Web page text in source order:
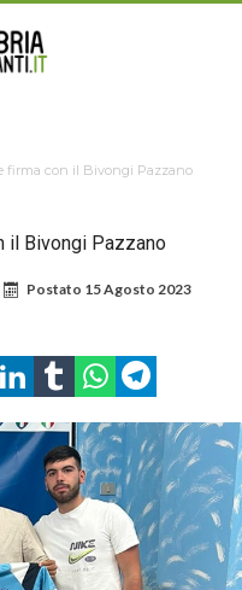
firma con il Bivongi Pazzano
il Bivongi Pazzano
Postato 15 Agosto 2023